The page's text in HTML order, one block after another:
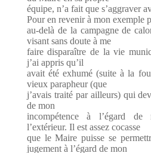
équipe, n’a fait que s’aggraver
Pour en revenir à mon exemple
au-delà de la campagne de
visant sans doute à me
faire disparaître de la vie
j’ai appris qu’il
avait été exhumé (suite à la
vieux parapheur (que
j’avais traité par ailleurs) qui
de mon
incompétence à l’égard
l’extérieur. Il est assez cocasse
que le Maire puisse se
jugement à l’égard de mon